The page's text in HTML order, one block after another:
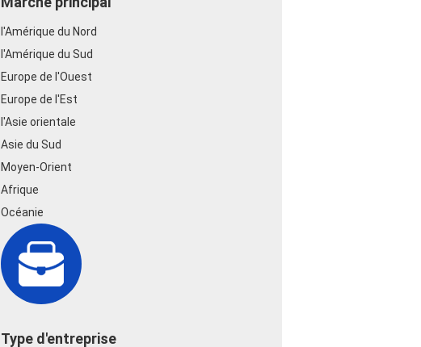
l'Amérique du Nord
l'Amérique du Sud
Europe de l'Ouest
Europe de l'Est
l'Asie orientale
Asie du Sud
Moyen-Orient
Afrique
Océanie
Type d'entreprise